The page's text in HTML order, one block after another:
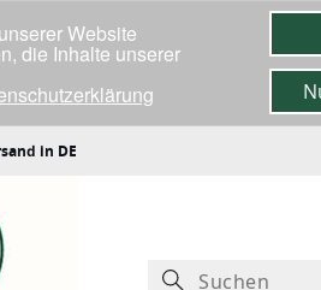
in DE
Website
die Inhalte unserer